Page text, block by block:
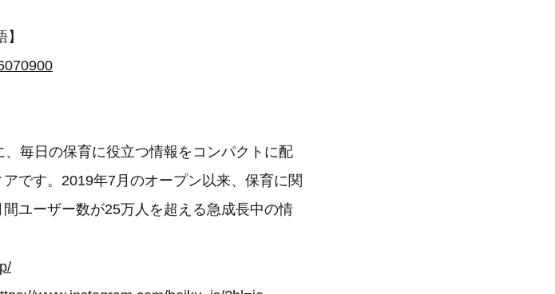
、毎日の保育に役立つ情報をコンパクトに配
です。2019年7月のオープン以来、保育に関
ユーザー数が25万人を超える急成長中の情